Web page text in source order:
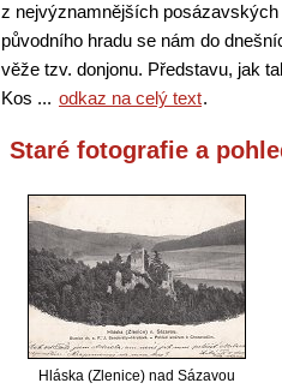
z nejvýznamnějších
původního hradu se nám do
věže tzv. donjonu. Představu, jak
Kos ... odkaz na celý text.
Staré fotografie a
Hláska (Zlenice) nad Sázavou